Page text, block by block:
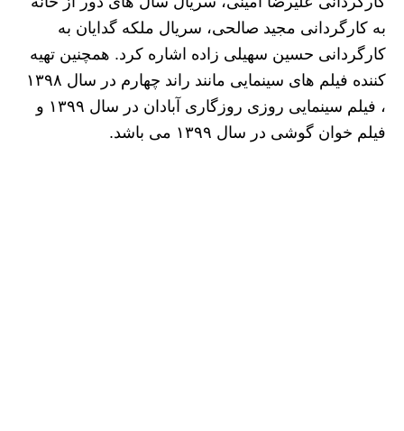
به کارگردانی مجید صالحی، سریال ملکه گدایان به
کارگردانی حسین سهیلی زاده اشاره کرد. همچنین تهیه
کننده فیلم های سینمایی مانند راند چهارم در سال ۱۳۹۸
، فیلم سینمایی روزی روزگاری آبادان در سال ۱۳۹۹ و
فیلم خوان گوشی در سال ۱۳۹۹ می باشد.